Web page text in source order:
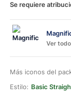
Se requiere
Ver
Más iconos del
Estilo: Basic